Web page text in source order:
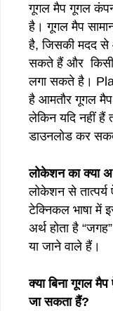
गूगल मैप गूगल
है। गूगल मैप
है, जिसकी मदद
सकते हैं और किसी
लगा सकते है।
है आमतौर गूगल
लेकिन यदि नहीं
डाउनलोड कर
लोकेशन का क्या
लोकेशन से
टेक्निकल भाषा में
अर्थ होता है
या जाने वाले हैं।
क्या बिना गूगल
जा सकता हैं?